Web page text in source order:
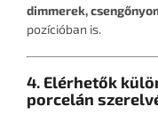
dimmerek,
pozícióban is.
4. Elérhetők
porcelán